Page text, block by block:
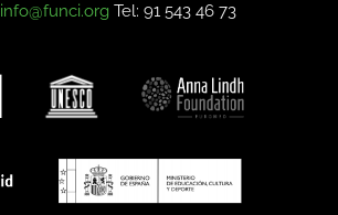
info@funci.org Tel: 91 543 46 73